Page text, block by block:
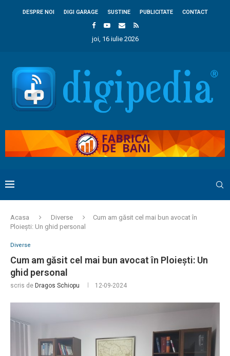
DESPRE NOI DIGI GARAGE SUSTINE PUBLICITATE CONTACT
joi, 16 iulie 2026
Acasa Diverse
Cum am găsit cel mai bun avocat în
Ploiești: Un ghid personal
Diverse
Cum am găsit cel mai bun avocat în Ploiești: Un
ghid personal
scris de Dragos Schiopu 12-09-2024